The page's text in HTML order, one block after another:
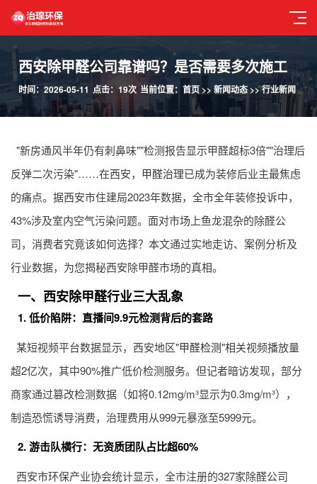
西安除甲醛公司靠谱吗？是否需要多次施工
当前位置： 首页>> 新闻动态>>行业新闻
时间：2026-05-11 点击：19次
"新房通风半年仍有刺鼻味""检测报告显示甲醛超标3倍""治理后
反弹二次污染"……在西安， 甲醛治理已成为装修后业主最焦虑
的痛点。据西安市住建局2023年数据，全市全年装修投诉中，
43%涉及室内空气污染问题。面对市场上鱼龙混杂的除醛公
司，消费者究竟该如何选择？本文通过实地走访、案例分析及
行业数据，为您揭秘西安除甲醛市场的真相。
一、西安除甲醛行业三大乱象
1. 低价陷阱：直播间9.9元检测背后的套路
某短视频平台数据显示，西安地区"甲醛检测"相关视频播放量
超2亿次，其中90%推广低价检测服务。但记者暗访发现，部分
商家通过篡改检测数据（如将0.12mg/m³显示为0.3mg/m³），
制造恐慌诱导消费，治理费用从999元暴涨至5999元。
2. 游击队横行：无资质团队占比超60%
西安市环保产业协会统计显示，全市注册的327家除醛公司